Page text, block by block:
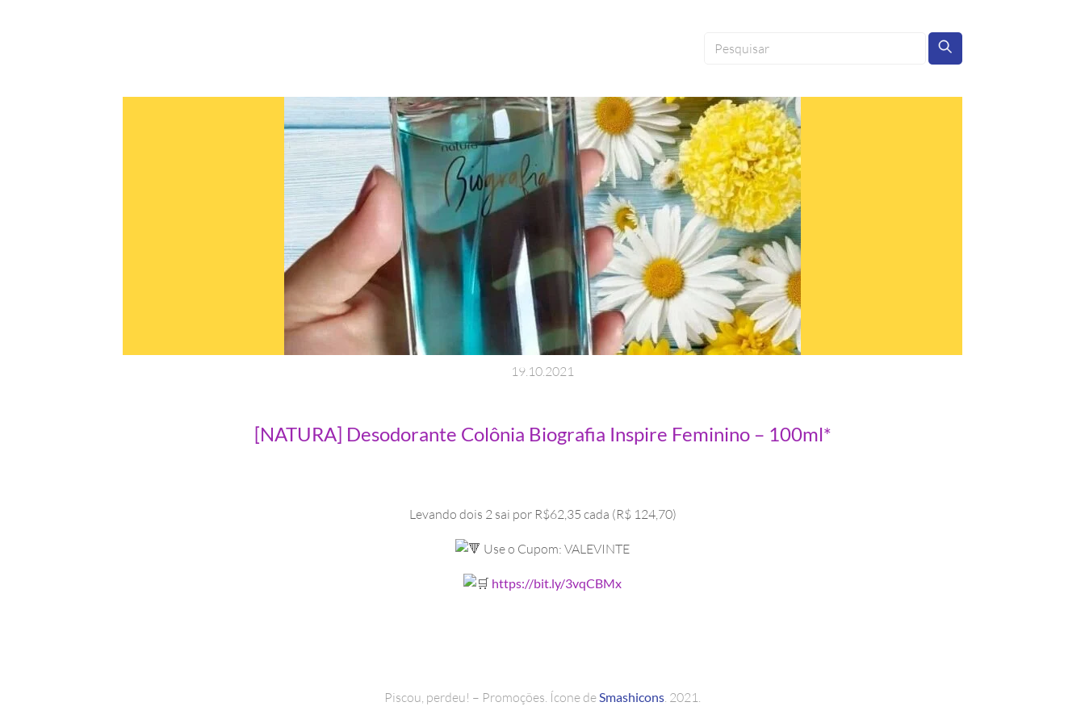
19.10.2021
[NATURA] Desodorante Colônia Biografia Inspire Feminino – 100ml*
Levando dois 2 sai por R$62,35 cada (R$ 124,70)
Use o Cupom: VALEVINTE
https://bit.ly/3vqCBMx
Piscou, perdeu! – Promoções. Ícone deSmashicons. 2021.